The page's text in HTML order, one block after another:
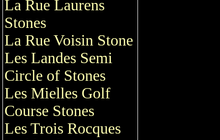
La Rue Laurens
Stones
La Rue Voisin Stone
Les Landes Semi
Circle of Stones
Les Mielles Golf
Course Stones
Les Trois Rocques